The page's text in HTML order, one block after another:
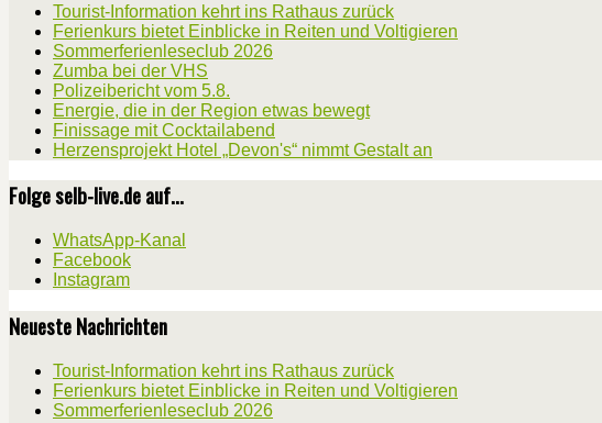
Tourist-Information kehrt ins Rathaus zurück
Ferienkurs bietet Einblicke in Reiten und Voltigieren
Sommerferienleseclub 2026
Zumba bei der VHS
Polizeibericht vom 5.8.
Energie, die in der Region etwas bewegt
Finissage mit Cocktailabend
Herzensprojekt Hotel „Devon's“ nimmt Gestalt an
Folge selb-live.de auf...
WhatsApp-Kanal
Facebook
Instagram
Neueste Nachrichten
Tourist-Information kehrt ins Rathaus zurück
Ferienkurs bietet Einblicke in Reiten und Voltigieren
Sommerferienleseclub 2026